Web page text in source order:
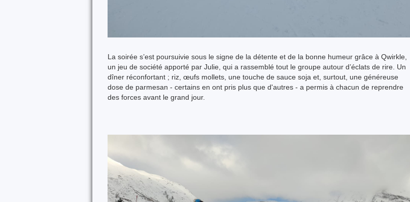
La soirée s’est poursuivie sous le signe de la détente et de la bonne humeur grâce à Qwirkle,
un jeu de société apporté par Julie, qui a rassemblé tout le groupe autour d’éclats de rire. Un
dîner réconfortant ; riz, œufs mollets, une touche de sauce soja et, surtout, une généreuse
dose de parmesan - certains en ont pris plus que d'autres - a permis à chacun de reprendre
des forces avant le grand jour.